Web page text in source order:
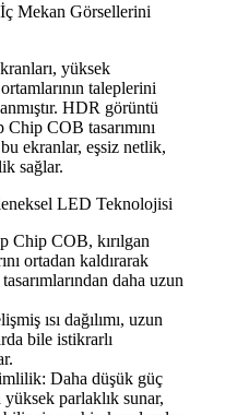
Mekan Görsellerini
yüksek
taleplerini
HDR görüntü
COB tasarımını
ekranlar, eşsiz netlik,
sağlar.
LED Teknolojisi
Chip COB, kırılgan
ortadan kaldırarak
daha uzun
ısı dağılımı, uzun
bile istikrarlı
Daha düşük güç
parlaklık sunar,